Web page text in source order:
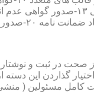
صحت در ثبت و نوشتار
این دسته
کامل مسئولین (